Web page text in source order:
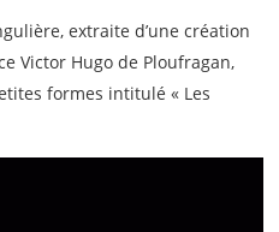
extraite d’une création
Victor Hugo de Ploufragan,
formes intitulé « Les